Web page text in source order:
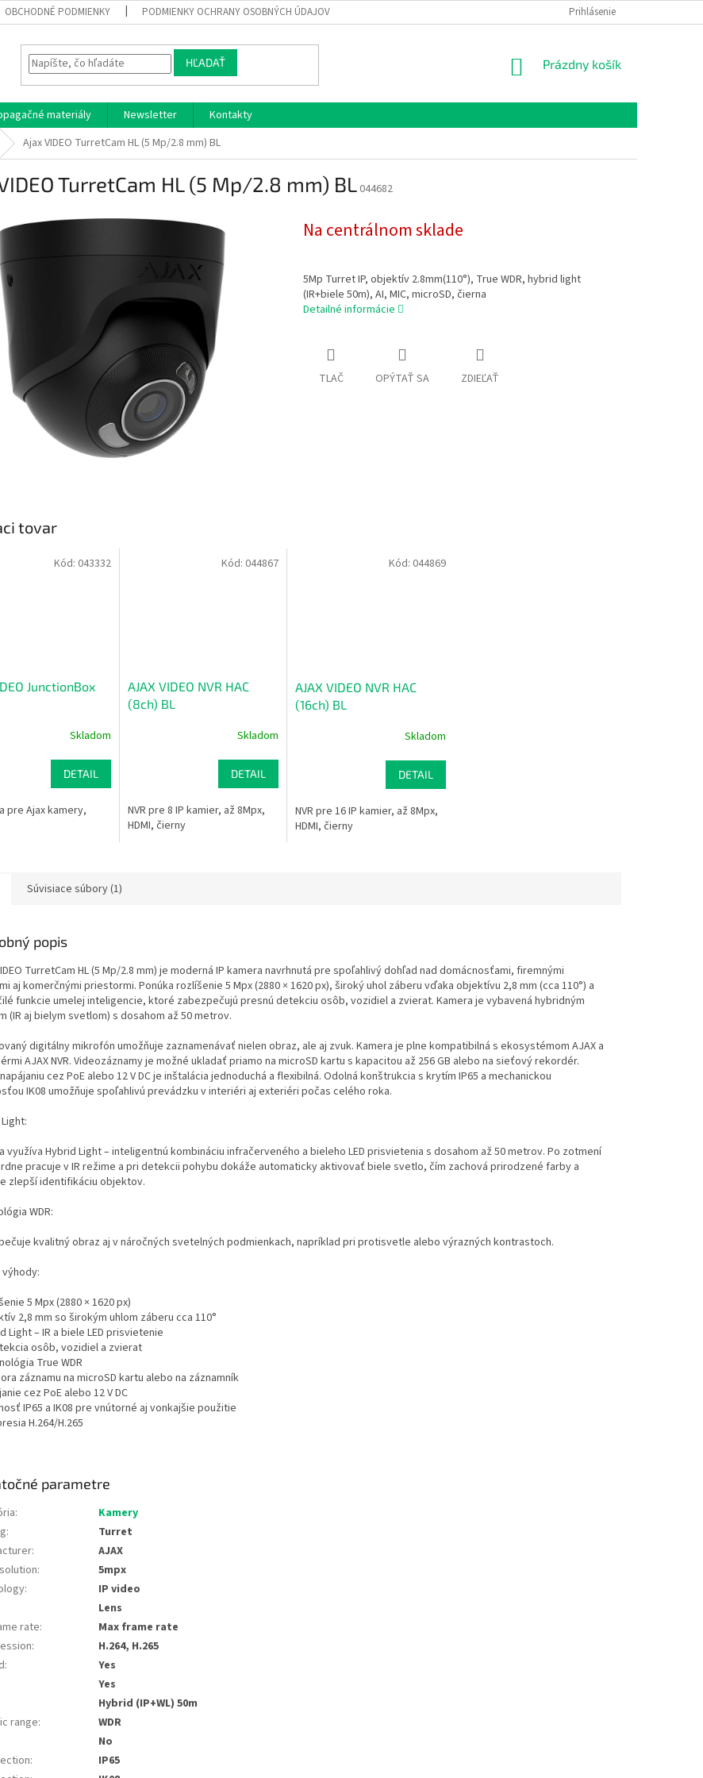
OBCHODNÉ PODMIENKY PODMIENKY OCHRANY OSOBNÝCH ÚDAJOV Prihlásenie
HĽADAŤ
NÁKUPNÝ
Prázdny košík
materiály Newsletter
Kontakty
Ajax VIDEO TurretCam HL (5 Mp/2.8 mm) BL
TurretCam HL (5 Mp/2.8 mm) BL 044682
Na centrálnom sklade
5Mp Turret IP, objektív 2.8mm(110°), True WDR, hybrid light
(IR+biele 50m), AI, MIC, microSD, čierna
Detailné informácie
TLAČ OPÝTAŤ SA ZDIEĽAŤ
tovar
JunctionBox
Skladom
DETAIL
pre Ajax kamery,
Kód: 043332
AJAX VIDEO NVR HAC
(8ch) BL
Skladom
DETAIL
NVR pre 8 IP kamier, až 8Mpx,
HDMI, čierny
Kód: 044867
AJAX VIDEO NVR HAC
(16ch) BL
Skladom
DETAIL
NVR pre 16 IP kamier, až 8Mpx,
HDMI, čierny
Kód: 044869
Súvisiace súbory (1)
popis
TurretCam HL (5 Mp/2.8 mm) je moderná IP kamera navrhnutá pre spoľahlivý dohľad nad domácnosťami, firemnými
aj komerčnými priestormi. Ponúka rozlíšenie 5 Mpx (2880 × 1620 px), široký uhol záberu vďaka objektívu 2,8 mm (cca 110°) a
funkcie umelej inteligencie, ktoré zabezpečujú presnú detekciu osôb, vozidiel a zvierat. Kamera je vybavená hybridným
(IR aj bielym svetlom) s dosahom až 50 metrov.
digitálny mikrofón umožňuje zaznamenávať nielen obraz, ale aj zvuk. Kamera je plne kompatibilná s ekosystémom AJAX a
AJAX NVR. Videozáznamy je možné ukladať priamo na microSD kartu s kapacitou až 256 GB alebo na sieťový rekordér.
cez PoE alebo 12 V DC je inštalácia jednoduchá a flexibilná. Odolná konštrukcia s krytím IP65 a mechanickou
IK08 umožňuje spoľahlivú prevádzku v interiéri aj exteriéri počas celého roka.
využíva Hybrid Light – inteligentnú kombináciu infračerveného a bieleho LED prisvietenia s dosahom až 50 metrov. Po zotmení
pracuje v IR režime a pri detekcii pohybu dokáže automaticky aktivovať biele svetlo, čím zachová prirodzené farby a
zlepší identifikáciu objektov.
WDR:
kvalitný obraz aj v náročných svetelných podmienkach, napríklad pri protisvetle alebo výrazných kontrastoch.
výhody:
5 Mpx (2880 × 1620 px)
2,8 mm so širokým uhlom záberu cca 110°
Light – IR a biele LED prisvietenie
osôb, vozidiel a zvierat
True WDR
záznamu na microSD kartu alebo na záznamník
cez PoE alebo 12 V DC
IP65 a IK08 pre vnútorné aj vonkajšie použitie
H.264/H.265
parametre
:
Kamery
:
Turret
:
AJAX
:
5mpx
:
IP video
Lens
rate:
Max frame rate
:
H.264, H.265
:
Yes
Yes
Hybrid (IP+WL) 50m
range:
WDR
No
:
IP65